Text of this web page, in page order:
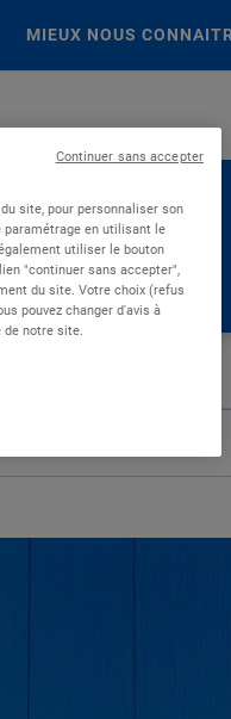
MIEUX NOUS
site, pour personnaliser son
paramétrage en utilisant le
utiliser le bouton
"continuer sans accepter",
du site. Votre choix (refus
pouvez changer d'avis à
de notre site.
Continuer sans accepter